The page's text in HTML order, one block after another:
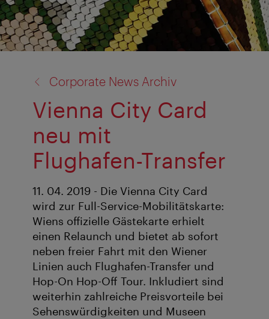
Corporate News Archiv
Vienna City Card
neu mit
Flughafen-Transfer
11. 04. 2019 - Die Vienna City Card
wird zur Full-Service-Mobilitätskarte:
Wiens offizielle Gästekarte erhielt
einen Relaunch und bietet ab sofort
neben freier Fahrt mit den Wiener
Linien auch Flughafen-Transfer und
Hop-On Hop-Off Tour. Inkludiert sind
weiterhin zahlreiche Preisvorteile bei
Sehenswürdigkeiten und Museen